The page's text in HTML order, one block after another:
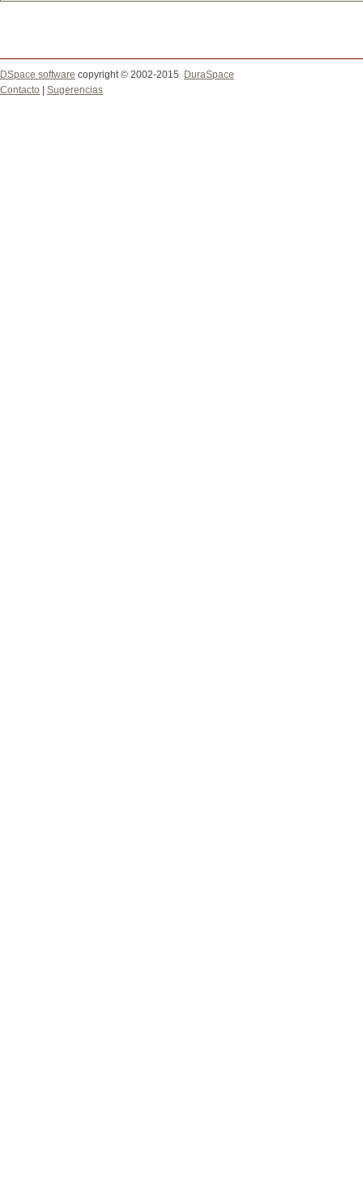
DSpace software copyright © 2002-2015
DuraSpace
Contacto
Sugerencias